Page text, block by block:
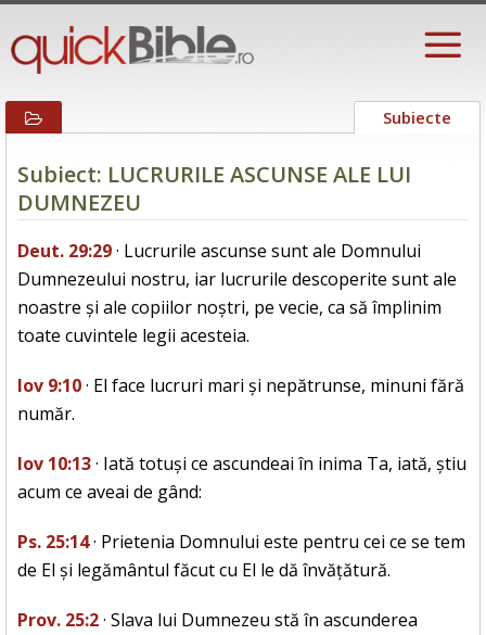
Subiecte
Subiect: LUCRURILE ASCUNSE ALE LUI
DUMNEZEU
Deut. 29:29· Lucrurile ascunse sunt ale Domnului
Dumnezeului nostru, iar lucrurile descoperite sunt ale
noastre și ale copiilor noștri, pe vecie, ca să împlinim
toate cuvintele legii acesteia.
Iov 9:10· El face lucruri mari și nepătrunse, minuni fără
număr.
Iov 10:13· Iată totuși ce ascundeai în inima Ta, iată, știu
acum ce aveai de gând:
Ps. 25:14· Prietenia Domnului este pentru cei ce se tem
de El și legământul făcut cu El le dă învățătură.
Prov. 25:2· Slava lui Dumnezeu stă în ascunderea